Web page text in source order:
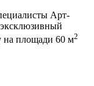
Арт-
на площади 60 м2